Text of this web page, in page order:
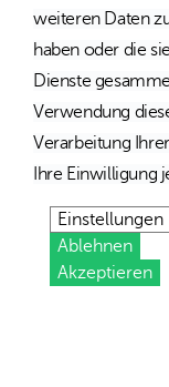
weiteren Daten
haben oder die
Dienste
Verwendung
Verarbeitung
Ihre Einwilligung
Einstellungen
Ablehnen
Akzeptieren